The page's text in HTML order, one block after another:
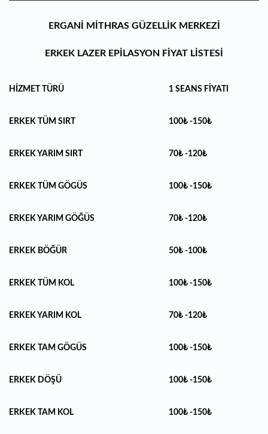
ERGANİ MİTHRAS GÜZELLİK MERKEZİ
ERKEK LAZER EPİLASYON FİYAT LİSTESİ
HİZMET TÜRÜ 1 SEANS FİYATI
ERKEK TÜM SIRT 100₺ -150₺
ERKEK YARIM SIRT 70₺ -120₺
ERKEK TÜM GÖGÜS 100₺ -150₺
ERKEK YARIM GÖĞÜS 70₺ -120₺
ERKEK BÖĞÜR 50₺ -100₺
ERKEK TÜM KOL 100₺ -150₺
ERKEK YARIM KOL 70₺ -120₺
ERKEK TAM GÖGÜS 100₺ -150₺
ERKEK DÖŞÜ 100₺ -150₺
ERKEK TAM KOL 100₺ -150₺